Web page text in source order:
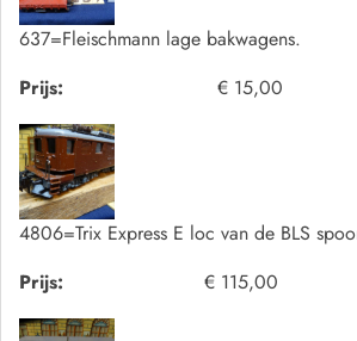
637=Fleischmann lage bakwagens.
Prijs:
€ 15,00
4806=Trix Express E loc van de BLS
Prijs:
€ 115,00